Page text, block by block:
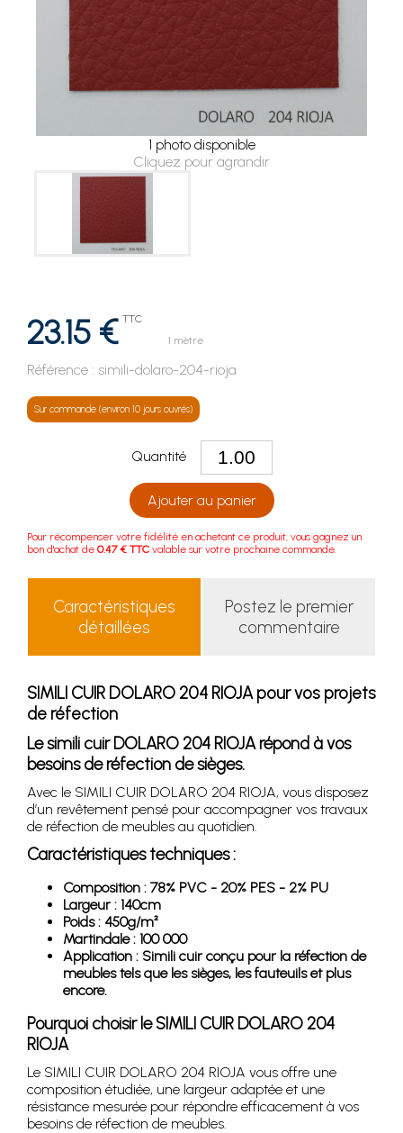
1 photo disponible
Cliquez pour agrandir
23.15 € TTC
1 mètre
Référence : simili-dolaro-204-rioja
Sur commande (environ 10 jours ouvrés)
Quantité
Ajouter au panier
Pour récompenser votre fidélité en achetant ce produit, vous gagnez un
bon d'achat de 0.47 € TTC valable sur votre prochaine commande.
Caractéristiques
détaillées
Postez le premier
commentaire
SIMILI CUIR DOLARO 204 RIOJA pour vos projets
de réfection
Le simili cuir DOLARO 204 RIOJA répond à vos
besoins de réfection de sièges.
Avec le SIMILI CUIR DOLARO 204 RIOJA, vous disposez
d’un revêtement pensé pour accompagner vos travaux
de réfection de meubles au quotidien.
Caractéristiques techniques :
Composition : 78% PVC - 20% PES - 2% PU
Largeur : 140cm
Poids : 450g/m²
Martindale : 100 000
Application : Simili cuir conçu pour la réfection de
meubles tels que les sièges, les fauteuils et plus
encore.
Pourquoi choisir le SIMILI CUIR DOLARO 204
RIOJA
Le SIMILI CUIR DOLARO 204 RIOJA vous offre une
composition étudiée, une largeur adaptée et une
résistance mesurée pour répondre efficacement à vos
besoins de réfection de meubles.